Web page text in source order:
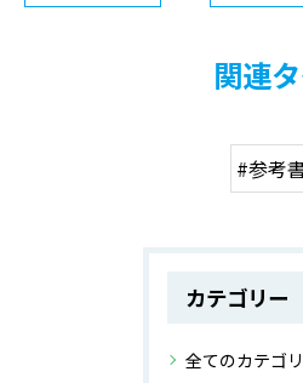
関連
#参考
カテゴリー
全てのカテゴ